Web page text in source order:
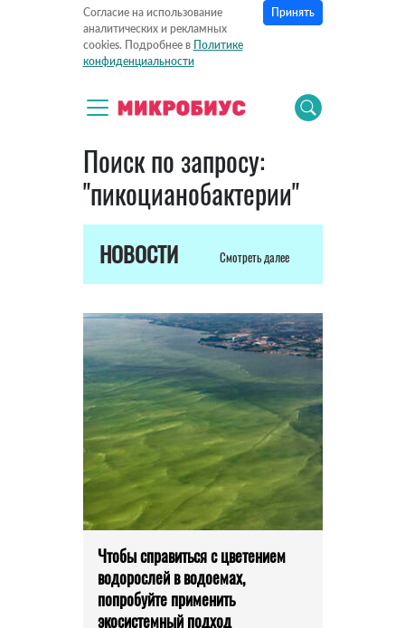
Согласие на использование
аналитических и рекламных
cookies. Подробнее в Политике
конфиденциальности
Принять
Поиск по запросу:
"пикоцианобактерии"
НОВОСТИ Смотреть далее
Чтобы справиться с цветением
водорослей в водоемах,
попробуйте применить
экосистемный подход